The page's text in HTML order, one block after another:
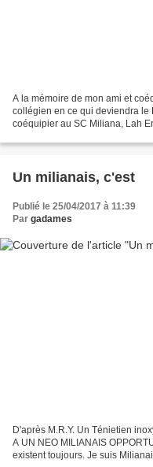
A la mémoire de mon ami et
collégien en ce qui deviendra le
coéquipier au SC Miliana, Lah
Un milianais, c'est
Publié le 25/04/2017 à 11:39
Par gadames
D'après M.R.Y. Un Ténietien
A UN NEO MILIANAIS
existent toujours. Je suis